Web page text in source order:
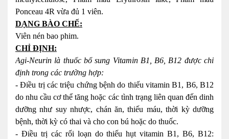
Ponceau 4R vừa đủ 1 viên.
DẠNG BÀO CHẾ:
Viên nén bao phim.
CHỈ ĐỊNH:
Agi-Neurin là thuốc bổ sung Vitamin B1, B6, B12 được chỉ
định trong các trường hợp:
- Điều trị các triệu chứng bệnh do thiếu vitamin B1, B6, B12
do nhu cầu cơ thể tăng hoặc các tình trạng liên quan đến dinh
dưỡng như suy nhược, chán ăn, thiếu máu, thời kỳ dưỡng
bệnh, thời kỳ có thai và cho con bú hoặc do thuốc.
- Điều trị các rối loạn do thiếu hụt vitamin B1, B6, B12: